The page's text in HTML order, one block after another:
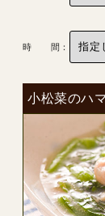
時 間：
小松菜のハ